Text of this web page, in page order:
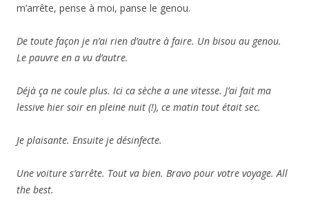
m’arrête, pense à moi, panse le genou.
De toute façon je n’ai rien d’autre à faire. Un bisou au genou.
Le pauvre en a vu d’autre.
Déjà ça ne coule plus. Ici ca sèche a une vitesse. J’ai fait ma
lessive hier soir en pleine nuit (!), ce matin tout était sec.
Je plaisante. Ensuite je désinfecte.
Une voiture s’arrête. Tout va bien. Bravo pour votre voyage. All
the best.